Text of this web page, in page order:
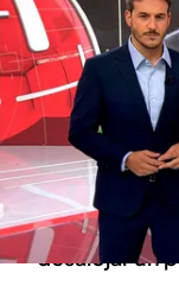
Redacción
30 MAY 2025 -
Cerrada la
alerta roja de
Sigue activo
desalojar un